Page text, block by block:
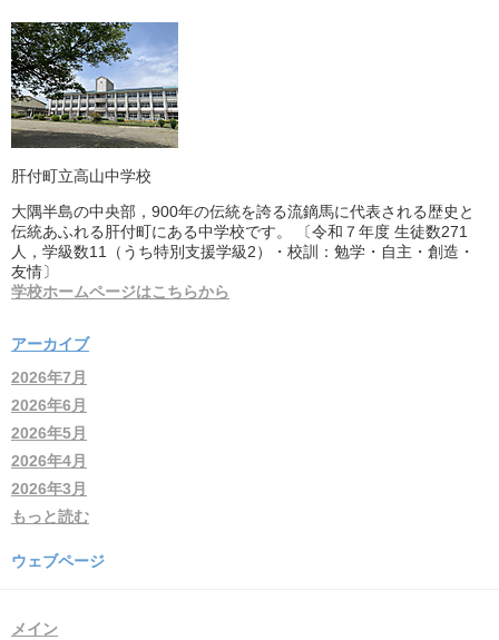
肝付町立高山中学校
大隅半島の中央部，900年の伝統を誇る流鏑馬に代表される歴史と
伝統あふれる肝付町にある中学校です。 〔令和７年度 生徒数271
人，学級数11（うち特別支援学級2）・校訓：勉学・自主・創造・
友情〕
学校ホームページはこちらから
アーカイブ
2026年7月
2026年6月
2026年5月
2026年4月
2026年3月
もっと読む
ウェブページ
メイン